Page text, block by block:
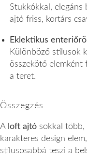
Stukkókkal,
ajtó friss, kortárs
Eklektikus
Különböző stílusok
összekötő elemként
a teret.
Összegzés
A loft ajtó sokkal több,
karakteres design
stílusosabbá teszi a